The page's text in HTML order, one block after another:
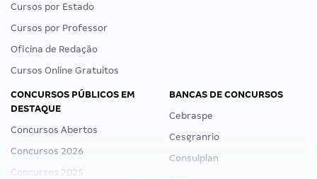
Cursos por Estado
Cursos por Professor
Oficina de Redação
Cursos Online Gratuitos
CONCURSOS PÚBLICOS EM
DESTAQUE
Concursos Abertos
Concursos 2026
Concursos 2025
BANCAS DE CONCURSOS
Cebraspe
Cesgranrio
Consulplan